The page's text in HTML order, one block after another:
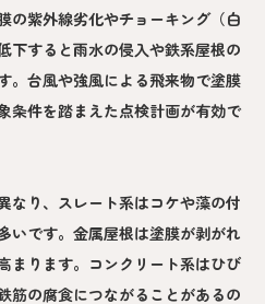
の紫外線劣化やチョーキング（白
下すると雨水の侵入や鉄系屋根の
。台風や強風による飛来物で塗膜
条件を踏まえた点検計画が有効で
なり、スレート系はコケや藻の付
いです。金属屋根は塗膜が剥がれ
まります。コンクリート系はひび
筋の腐食につながることがあるの